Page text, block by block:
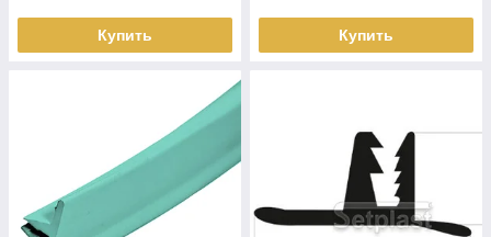
Опыт
Мы работаем в сфере
реализации
комплектующих для
натяжных потолков долгие
годы.
Купить Купить